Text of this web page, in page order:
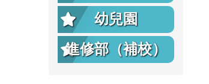
幼兒園
進修部（補校）